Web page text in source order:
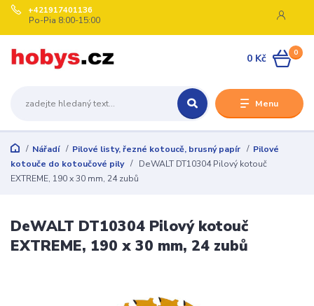
Menu
+421917401136
Po-Pia 8:00-15:00
0
0 Kč
Nářadí Pilové listy, řezné kotoucě, brusný papír
Pilové
kotouče do kotoučové pily
DeWALT DT10304 Pilový kotouč
EXTREME, 190 x 30 mm, 24 zubů
DeWALT DT10304 Pilový kotouč
EXTREME, 190 x 30 mm, 24 zubů